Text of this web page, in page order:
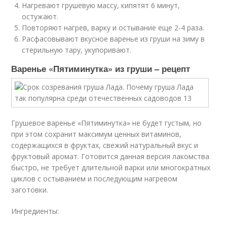
Нагревают грушевую массу, кипятят 6 минут,
остужают.
Повторяют нагрев, варку и остывание еще 2-4 раза.
Расфасовывают вкусное варенье из груши на зиму в
стерильную тару, укупоривают.
Варенье «Пятиминутка» из груши – рецепт
Грушевое варенье «Пятиминутка» не будет густым, но
при этом сохранит максимум ценных витаминов,
содержащихся в фруктах, свежий натуральный вкус и
фруктовый аромат. Готовится данная версия лакомства
быстро, не требует длительной варки или многократных
циклов с остыванием и последующим нагревом
заготовки.
Ингредиенты: